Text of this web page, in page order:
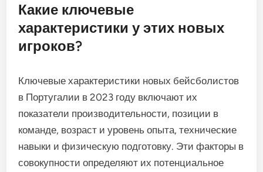
Какие ключевые
характеристики у этих новых
игроков?
Ключевые характеристики новых бейсболистов
в Португалии в 2023 году включают их
показатели производительности, позиции в
команде, возраст и уровень опыта, технические
навыки и физическую подготовку. Эти факторы в
совокупности определяют их потенциальное